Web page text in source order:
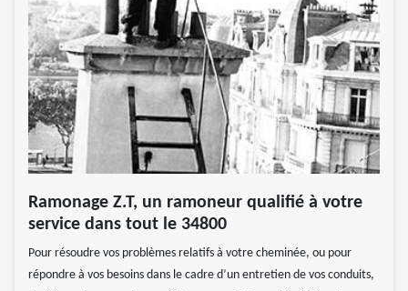
Ramonage Z.T, un ramoneur qualifié à votre
service dans tout le 34800
Pour résoudre vos problèmes relatifs à votre cheminée, ou pour
répondre à vos besoins dans le cadre d’un entretien de vos conduits,